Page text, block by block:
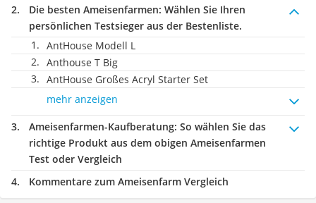
Die besten Ameisenfarmen: Wählen Sie Ihren
persönlichen Testsieger aus der Bestenliste.
AntHouse Modell L
Anthouse T Big
AntHouse Großes Acryl Starter Set
mehr anzeigen
Ameisenfarmen-Kaufberatung: So wählen Sie das
richtige Produkt aus dem obigen Ameisenfarmen
Test oder Vergleich
Kommentare zum Ameisenfarm Vergleich